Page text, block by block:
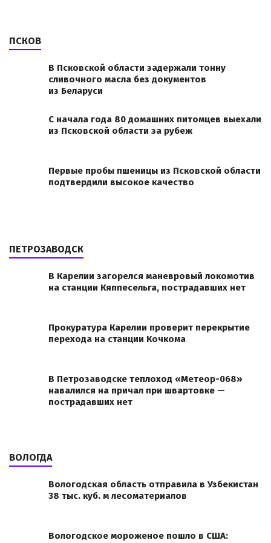
ПСКОВ
В Псковской области задержали тонну
сливочного масла без документов
из Беларуси
С начала года 80 домашних питомцев выехали
из Псковской области за рубеж
Первые пробы пшеницы из Псковской области
подтвердили высокое качество
ПЕТРОЗАВОДСК
В Карелии загорелся маневровый локомотив
на станции Кяппесельга, пострадавших нет
Прокуратура Карелии проверит перекрытие
перехода на станции Кочкома
В Петрозаводске теплоход «Метеор-068»
навалился на причал при швартовке —
пострадавших нет
ВОЛОГДА
Вологодская область отправила в Узбекистан
38 тыс. куб. м лесоматериалов
Вологодское мороженое пошло в США: